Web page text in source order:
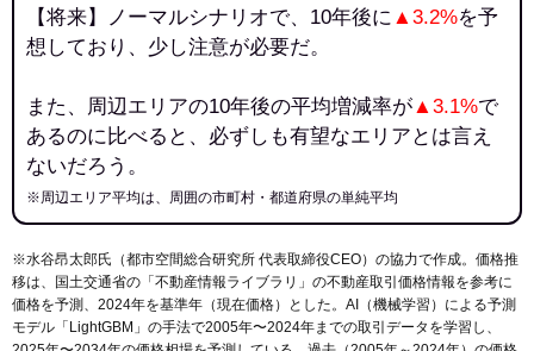
【将来】ノーマルシナリオで、10年後に ▲3.2%を予
想しており、少し注意が必要だ。
また、周辺エリアの10年後の平均増減率が▲3.1%で
あるのに比べると、必ずしも有望なエリアとは言え
ないだろう。
※周辺エリア平均は、周囲の市町村・都道府県の単純平均
※水谷昂太郎氏（都市空間総合研究所 代表取締役CEO）の協力で作成。価格推
移は、国土交通省の「 不動産情報ライブラリ 」の不動産取引価格情報を参考に
価格を予測、2024年を基準年（現在価格）とした。AI（機械学習）による予測
モデル「LightGBM」の手法で2005年〜2024年までの取引データを学習し、